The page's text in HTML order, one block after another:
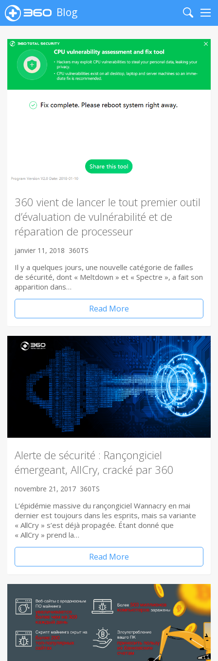
Blog
Search
360 vient de lancer le tout premier outil
d’évaluation de vulnérabilité et de
réparation de processeur
janvier 11, 2018 360TS
Il y a quelques jours, une nouvelle catégorie de failles
de sécurité, dont « Meltdown » et « Spectre », a fait son
apparition dans…
Read More
Alerte de sécurité : Rançongiciel
émergeant, AllCry, cracké par 360
novembre 21, 2017 360TS
L’épidémie massive du rançongiciel Wannacry en mai
dernier est toujours dans les esprits, mais sa variante
« AllCry » s’est déjà propagée. Étant donné que
« AllCry » prend la…
Read More